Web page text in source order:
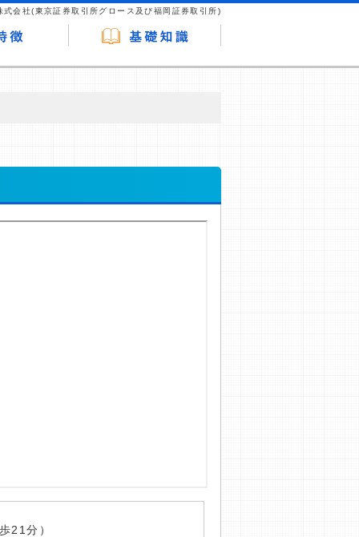
式会社(東京証券取引所グロース及び福岡証券取引所)
21分）